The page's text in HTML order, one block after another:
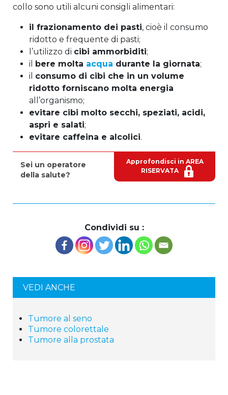
collo sono utili alcuni consigli alimentari:
il frazionamento dei pasti, cioè il consumo
ridotto e frequente di pasti;
l’utilizzo di cibi ammorbiditi;
il bere molta acqua durante la giornata;
il consumo di cibi che in un volume
ridotto forniscano molta energia
all’organismo;
evitare cibi molto secchi, speziati, acidi,
aspri e salati;
evitare caffeina e alcolici.
Sei un operatore
della salute?
Approfondisci in AREA
RISERVATA
Condividi su :
VEDI ANCHE
Tumore al seno
Tumore colorettale
Tumore alla prostata